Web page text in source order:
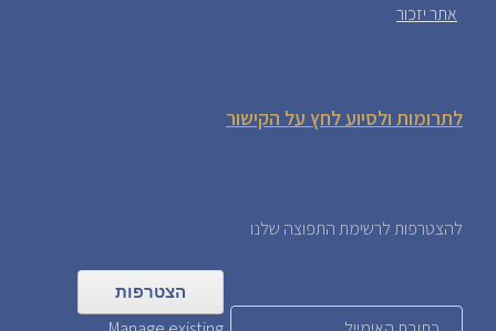
אתר יזכור
לתרומות ולסיוע לחץ על הקישור
להצטרפות לרשימת התפוצה שלנו